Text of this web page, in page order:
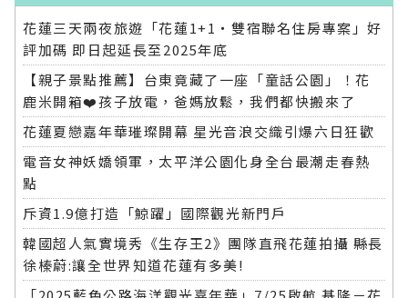
花蓮三天兩夜旅遊「花蓮1+1‧雙宿聯名住房專案」好
評加碼 即日起延長至2025年底
【親子景點推薦】台東竟藏了一座「童話公園」！花
鹿米開箱❤️孩子放電，爸媽放鬆，我們都快搬來了
花蓮夏戀嘉年華璀璨開幕 星光音浪交織引爆六日狂歡
電音女神妖嬌領軍，太平洋公園化身全台最潮走春熱
點
斥資1.9億打造「鯨躍」國際觀光新門戶
韓國超人氣實境秀《生存王2》團隊直飛花蓮拍攝 縣長
徐榛蔚:讓全世界知道花蓮有多美!